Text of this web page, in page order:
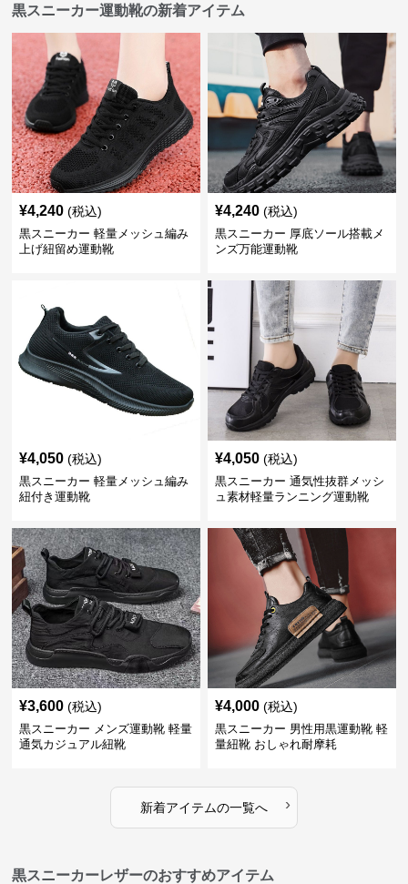
黒スニーカー運動靴の新着アイテム
¥4,240 (税込)
黒スニーカー 軽量メッシュ編み
上げ紐留め運動靴
¥4,240 (税込)
黒スニーカー 厚底ソール搭載メ
ンズ万能運動靴
¥4,050 (税込)
黒スニーカー 軽量メッシュ編み
紐付き運動靴
¥4,050 (税込)
黒スニーカー 通気性抜群メッシ
ュ素材軽量ランニング運動靴
¥3,600 (税込)
黒スニーカー メンズ運動靴 軽量
通気カジュアル紐靴
¥4,000 (税込)
黒スニーカー 男性用黒運動靴 軽
量紐靴 おしゃれ耐摩耗
新着アイテムの一覧へ ›
黒スニーカーレザーのおすすめアイテム